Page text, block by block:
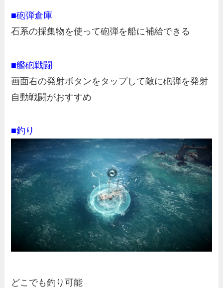
■砲弾倉庫
石系の採集物を使って砲弾を船に補給できる
■艦砲戦闘
画面右の発射ボタンをタップして敵に砲弾を発射
自動戦闘がおすすめ
■釣り
どこでも釣り可能